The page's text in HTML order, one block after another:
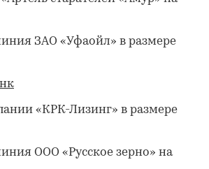
ЗАО «Уфаойл» в размере
«КРК-Лизинг» в размере
ООО «Русское зерно» на